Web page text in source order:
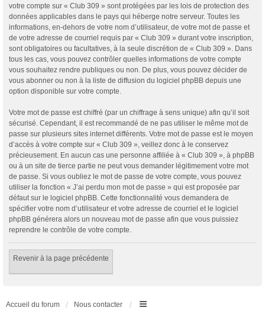
votre compte sur « Club 309 » sont protégées par les lois de protection des
données applicables dans le pays qui héberge notre serveur. Toutes les
informations, en-dehors de votre nom d’utilisateur, de votre mot de passe et
de votre adresse de courriel requis par « Club 309 » durant votre inscription,
sont obligatoires ou facultatives, à la seule discrétion de « Club 309 ». Dans
tous les cas, vous pouvez contrôler quelles informations de votre compte
vous souhaitez rendre publiques ou non. De plus, vous pouvez décider de
vous abonner ou non à la liste de diffusion du logiciel phpBB depuis une
option disponible sur votre compte.
Votre mot de passe est chiffré (par un chiffrage à sens unique) afin qu’il soit
sécurisé. Cependant, il est recommandé de ne pas utiliser le même mot de
passe sur plusieurs sites internet différents. Votre mot de passe est le moyen
d’accès à votre compte sur « Club 309 », veillez donc à le conservez
précieusement. En aucun cas une personne affiliée à « Club 309 », à phpBB
ou à un site de tierce partie ne peut vous demander légitimement votre mot
de passe. Si vous oubliez le mot de passe de votre compte, vous pouvez
utiliser la fonction « J’ai perdu mon mot de passe » qui est proposée par
défaut sur le logiciel phpBB. Cette fonctionnalité vous demandera de
spécifier votre nom d’utilisateur et votre adresse de courriel et le logiciel
phpBB générera alors un nouveau mot de passe afin que vous puissiez
reprendre le contrôle de votre compte.
Revenir à la page précédente
Accueil du forum Nous contacter